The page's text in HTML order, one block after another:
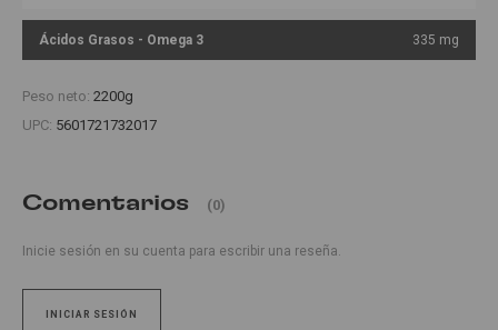
Ácidos Grasos - Omega 3 335 mg
Peso neto: 2200g
UPC: 5601721732017
Comentarios (0)
Inicie sesión en su cuenta para escribir una reseña.
INICIAR SESIÓN